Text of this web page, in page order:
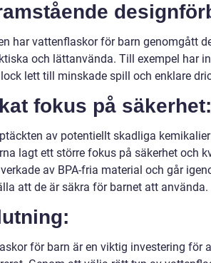
har vattenflaskor för barn genomgått
och lättanvända. Till exempel har
lett till minskade spill och enklare
fokus på säkerhet:
av potentiellt skadliga
lagt ett större fokus på säkerhet och
av BPA-fria material och går
att de är säkra för barnet att använda.
för barn är en viktig investering för